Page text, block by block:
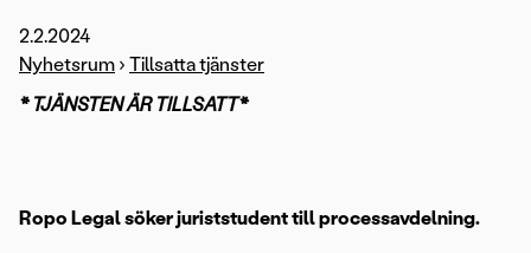
2.2.2024
Nyhetsrum › Tillsatta tjänster
* TJÄNSTEN ÄR TILLSATT*
Ropo Legal söker juriststudent till processavdelning.